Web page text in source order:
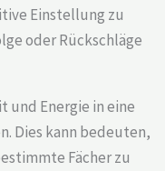
Einstellung zu
oder Rückschläge
und Energie in eine
Dies kann bedeuten,
Fächer zu